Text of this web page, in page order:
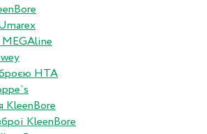
HTA
KleenBore
KleenBore